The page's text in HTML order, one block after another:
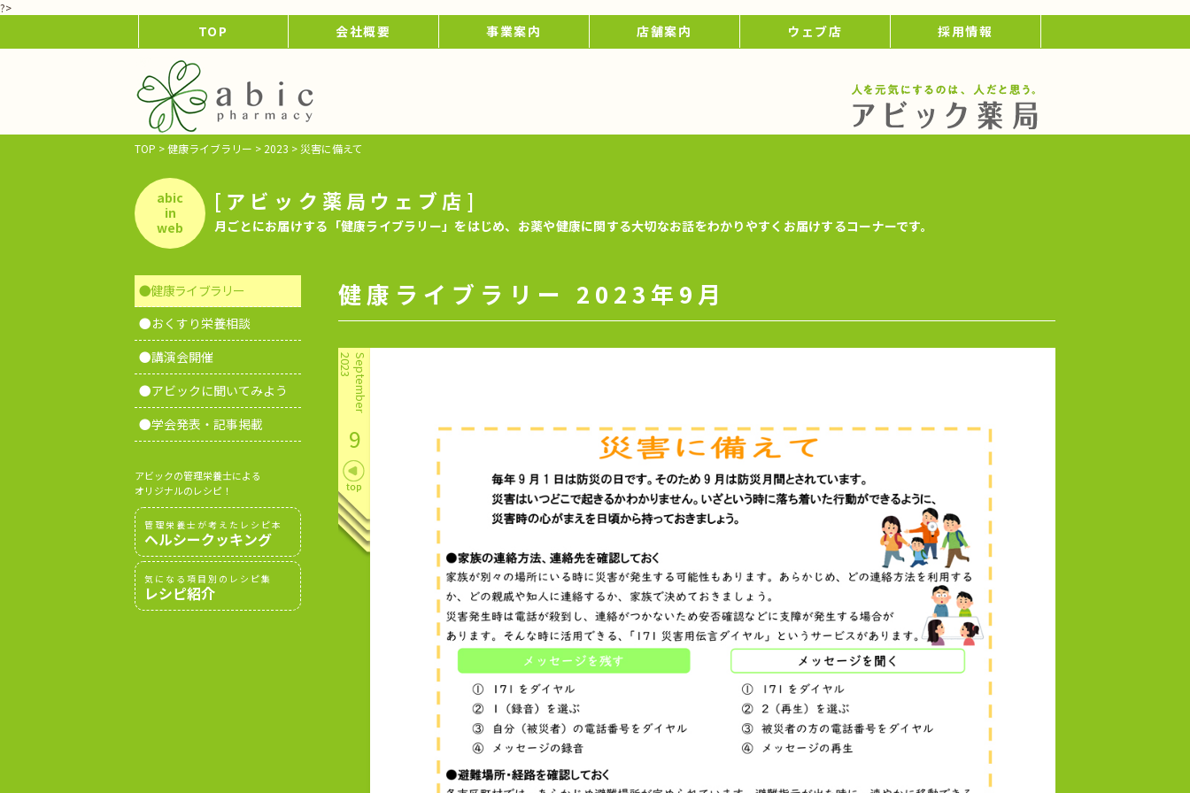
?>
TOP 会社概要 事業案内 店舗案内 ウェブ店 採用情報
TOP >健康ライブラリー > 2023 > 災害に備えて
abic
in
web
[アビック薬局ウェブ店]
月ごとにお届けする「健康ライブラリー」をはじめ、お薬や健康に関する大切なお話をわかりやすくお届けするコーナーです。
健康ライブラリー 2023年9月
September
2023
9
●健康ライブラリー
●おくすり栄養相談
●講演会開催
●アビックに聞いてみよう
●学会発表・記事掲載
アビックの管理栄養士による
オリジナルのレシピ！
管理栄養士が考えたレシピ本
ヘルシークッキング
気になる項目別のレシピ集
レシピ紹介